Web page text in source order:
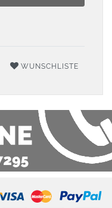
WUNSCHLISTE